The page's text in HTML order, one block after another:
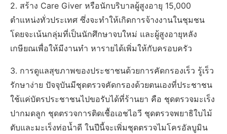
2. สร้าง Care Giver หรือนักบริบาลผู้สูงอายุ 15,000
ตำแหน่งทั่วประเทศ ซึ่งจะทำให้เกิดการจ้างงานในชุมชน
โดยจะเน้นกลุ่มที่เป็นนักศึกษาจบใหม่ และผู้สูงอายุหลัง
เกษียณเพื่อให้มีงานทำ หารายได้เพิ่มให้กับครอบครัว
3. การดูแลสุขภาพของประชาชนด้วยการคัดกรองเร็ว รู้เร็ว
รักษาง่าย ปัจจุบันมีชุดตรวจคัดกรองด้วยตนเองที่ประชาชน
ใช้แค่บัตรประชาชนไปขอรับได้ที่ร้านยา คือ ชุดตรวจมะเร็ง
ปากมดลูก ชุดตรวจการติดเชื้อเอชไอวี ชุดตรวจพยาธิใบไม้
ตับและมะเร็งท่อน้ำดี ในปีนี้จะเพิ่มชุดตรวจไมโครอัลบูมิน